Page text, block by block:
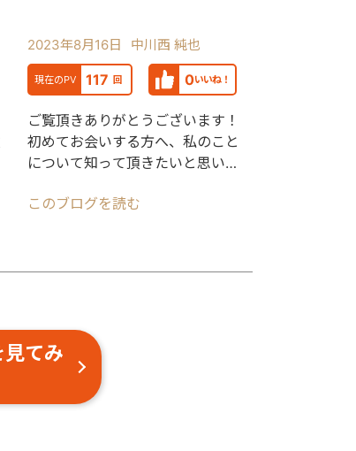
2023年8月16日 中川西 純也
現在のPV 117 回 0いいね！
ご覧頂きありがとうございます！
初めてお会いする方へ、私のこと
について知って頂きたいと思い自
となりを知るきっかけ
このブログを読む
てみ